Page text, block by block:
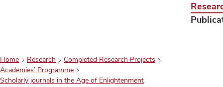
Home Research
Completed Research Projects
Academies’ Programme
Scholarly journals in the Age of Enlightenment